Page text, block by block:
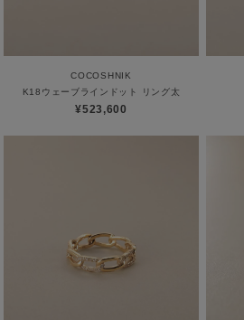
COCOSHNIK
K18ウェーブラインドット リング太
¥523,600